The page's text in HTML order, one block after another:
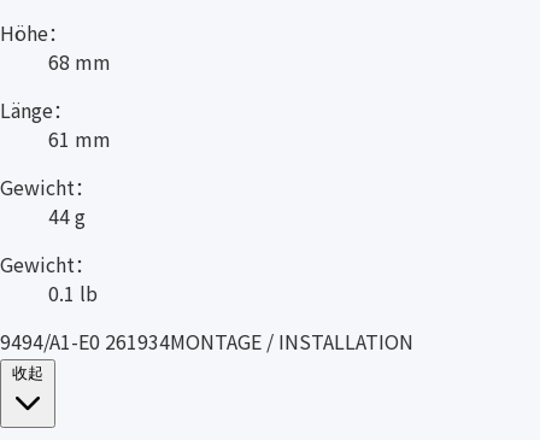
Höhe：
68 mm
Länge：
61 mm
Gewicht：
44 g
Gewicht：
0.1 lb
9494/A1-E0 261934MONTAGE / INSTALLATION